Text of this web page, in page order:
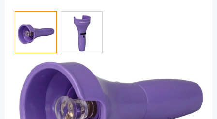
View larger imageView larger image
DANA Inserter R - Katheter Einführhilfe
/ 1 Stück
PZN: 07782112 / Diashop.de Kat.-Nr.